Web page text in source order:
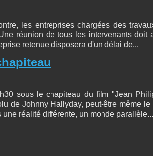
les entreprises chargées des
réunion de tous les intervenants doit
retenue disposera d'un délai de...
sous le chapiteau du film "Jean
de Johnny Hallyday, peut-être même le
réalité différente, un monde parallèle...